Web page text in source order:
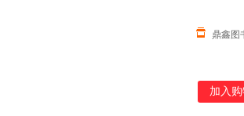
鼎鑫图
加入